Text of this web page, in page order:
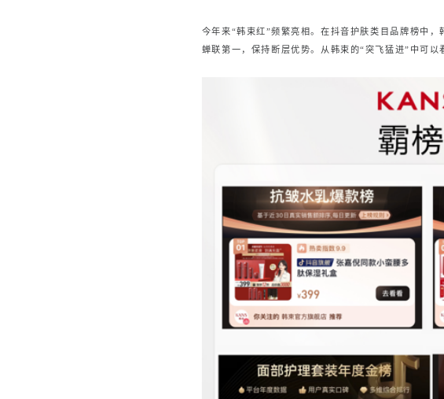
今年来“韩束红”频繁亮相。在抖音护肤类目品牌榜中
蝉联第一，保持断层优势。从韩束的“突飞猛进”中可